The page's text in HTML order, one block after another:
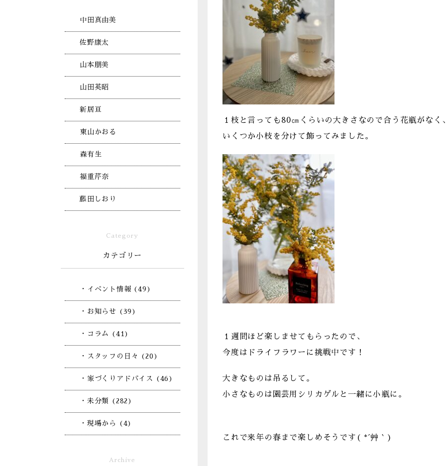
中田真由美
佐野康太
山本朋美
山田英昭
新居亘
東山かおる
森有生
福重芹奈
藤田しおり
Category
カテゴリー
・イベント情報 (49)
・お知らせ (39)
・コラム (41)
・スタッフの日々 (20)
・家づくりアドバイス (46)
・未分類 (282)
・現場から (4)
Archive
１枝と言っても80㎝くらいの大きさなので合う花瓶がなく
いくつか小枝を分けて飾ってみました。
１週間ほど楽しませてもらったので、
今度はドライフラワーに挑戦中です！
大きなものは吊るして。
小さなものは園芸用シリカゲルと一緒に小瓶に。
これで来年の春まで楽しめそうです( *´艸｀)